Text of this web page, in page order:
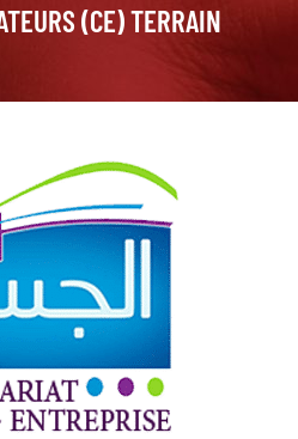
(CE) TERRAIN